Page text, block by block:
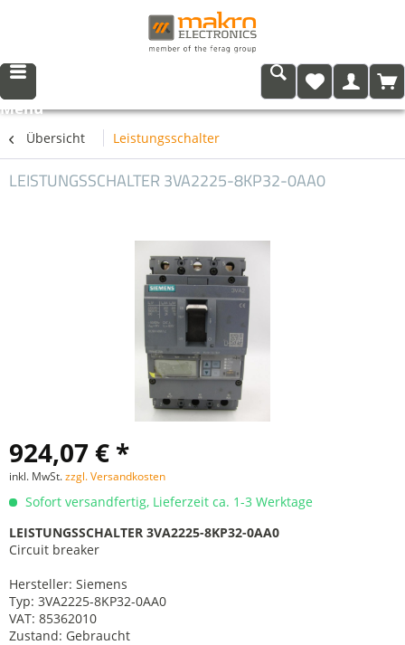
Menü
Übersicht Leistungsschalter
LEISTUNGSSCHALTER 3VA2225-8KP32-0AA0
924,07 € *
inkl. MwSt.zzgl. Versandkosten
Sofort versandfertig, Lieferzeit ca. 1-3 Werktage
LEISTUNGSSCHALTER 3VA2225-8KP32-0AA0
Circuit breaker
Hersteller: Siemens
Typ: 3VA2225-8KP32-0AA0
VAT: 85362010
Zustand: Gebraucht